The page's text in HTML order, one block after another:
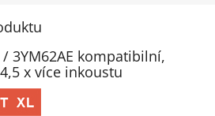
/ 3YM62AE kompatibilní,
x více inkoustu